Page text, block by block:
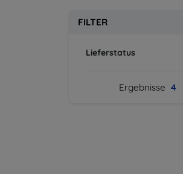
FILTER
Lieferstatus
Ergebnisse 4